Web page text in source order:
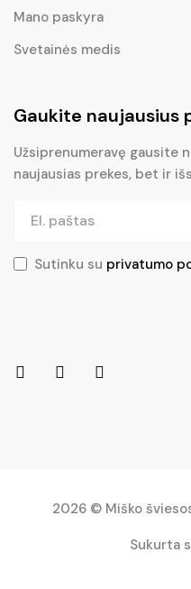
Mano paskyra
Svetainės medis
Gaukite naujausius
Užsiprenumeravę gausite
naujausias prekes, bet ir
Sutinku su privatumo
2026 © Miško
Sukurta